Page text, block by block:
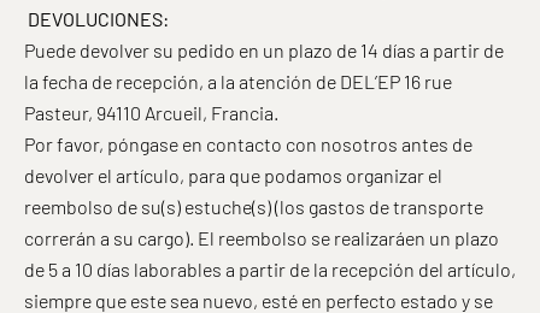
DEVOLUCIONES:
Puede devolver su pedido en un plazo de 14 días a partir de
la fecha de recepción, a la atención de DEL’EP 16 rue
Pasteur, 94110 Arcueil, Francia.
Por favor, póngase en contacto con nosotros antes de
devolver el artículo, para que podamos organizar el
reembolso de su(s) estuche(s) (los gastos de transporte
correrán a su cargo). El reembolso se realizaráen un plazo
de 5 a 10 días laborables a partir de la recepción del artículo,
siempre que este sea nuevo, esté en perfecto estado y se